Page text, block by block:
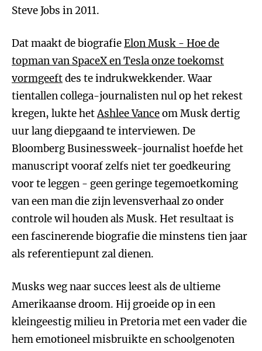
Steve Jobs in 2011.
Dat maakt de biografieElon Musk - Hoe de
topman van SpaceX en Tesla onze toekomst
vormgeeftdes te indrukwekkender. Waar
tientallen collega-journalisten nul op het rekest
kregen, lukte hetAshlee Vanceom Musk dertig
uur lang diepgaand te interviewen. De
Bloomberg Businessweek-journalist hoefde het
manuscript vooraf zelfs niet ter goedkeuring
voor te leggen - geen geringe tegemoetkoming
van een man die zijn levensverhaal zo onder
controle wil houden als Musk. Het resultaat is
een fascinerende biografie die minstens tien jaar
als referentiepunt zal dienen.
Musks weg naar succes leest als de ultieme
Amerikaanse droom. Hij groeide op in een
kleingeestig milieu in Pretoria met een vader die
hem emotioneel misbruikte en schoolgenoten